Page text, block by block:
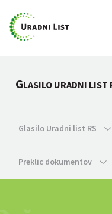
GLASILO URADNI LIST
Glasilo Uradni list RS
Preklic dokumentov